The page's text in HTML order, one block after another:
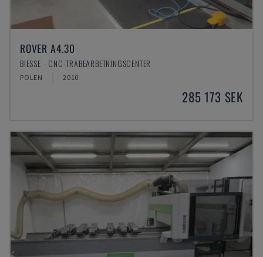
ROVER A4.30
BIESSE - CNC-TRÄBEARBETNINGSCENTER
POLEN 2010
285 173 SEK